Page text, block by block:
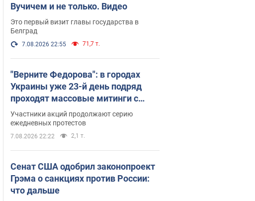
Вучичем и не только. Видео
Это первый визит главы государства в
Белград
7.08.2026 22:55 71,7 т.
"Верните Федорова": в городах
Украины уже 23-й день подряд
проходят массовые митинги с
плакатами. Фото и видео
Участники акций продолжают серию
ежедневных протестов
7.08.2026 22:22 2,1 т.
Сенат США одобрил законопроект
Грэма о санкциях против России:
что дальше